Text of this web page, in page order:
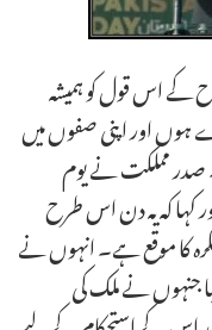
کے اس قول کو ہمیشہ
ہوں اور اپنی صفوں میں
صدر مملکت نے یوم
کہا کہ یہ دن اس طرح
قیام کی 75 ویں سالگرہ کا موقع ہے۔ انہوں نے
جنہوں نے ملک کی